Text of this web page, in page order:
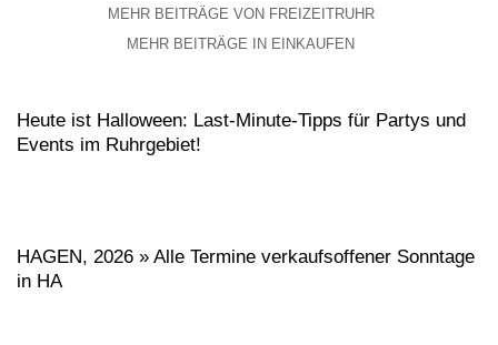
MEHR BEITRÄGE VON FREIZEITRUHR
MEHR BEITRÄGE IN EINKAUFEN
Heute ist Halloween: Last-Minute-Tipps für Partys und
Events im Ruhrgebiet!
HAGEN, 2026 » Alle Termine verkaufsoffener Sonntage
in HA